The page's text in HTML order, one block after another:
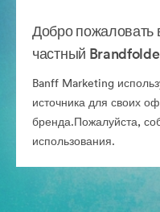
Добро
частный
Banff Marketing
источника для своих
бренда.Пожалуйста,
использования.